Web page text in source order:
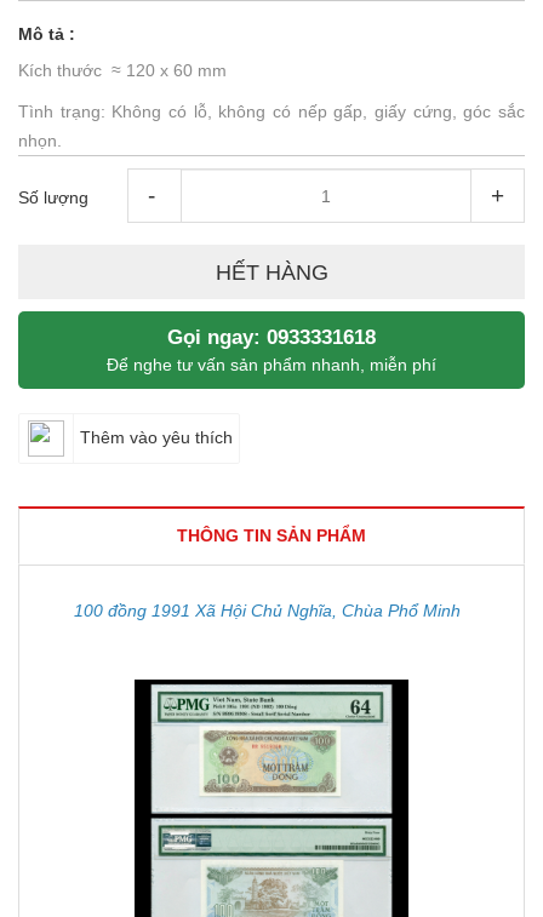
Mô tả :
Kích thước ≈ 120 x 60 mm
Tình trạng: Không có lỗ, không có nếp gấp, giấy cứng, góc sắc
nhọn.
Số lượng - +
HẾT HÀNG
Gọi ngay: 0933331618
Để nghe tư vấn sản phẩm nhanh, miễn phí
Thêm vào yêu thích
THÔNG TIN SẢN PHẨM
100 đồng 1991 Xã Hội Chủ Nghĩa, Chùa Phổ Minh